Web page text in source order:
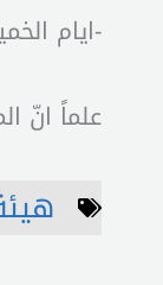
-ايام
علماً انّ